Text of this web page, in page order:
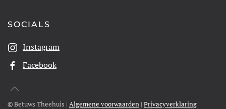
SOCIALS
Instagram
Facebook
© Betuws Theehuis | Algemene voorwaarden | Privacyverklaring